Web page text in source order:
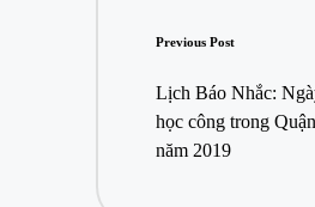
Post
navigation
Previous Post
Lịch Báo Nhắc:
học công trong
năm 2019